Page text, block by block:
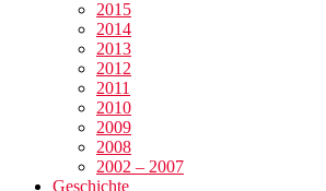
2015
2014
2013
2012
2011
2010
2009
2008
2002 – 2007
Geschichte